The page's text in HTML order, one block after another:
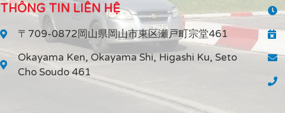
THÔNG TIN LIÊN HỆ
〒709-0872岡山県岡山市東区瀬戸町宗堂461
Okayama Ken, Okayama Shi, Higashi Ku, Seto
Cho Soudo 461